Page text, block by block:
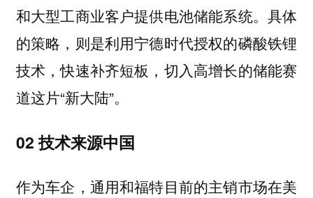
和大型工商业客户提供电池储能系统。具体
的策略，则是利用宁德时代授权的磷酸铁锂
技术，快速补齐短板，切入高增长的储能赛
道这片“新大陆”。
02 技术来源中国
作为车企，通用和福特目前的主销市场在美